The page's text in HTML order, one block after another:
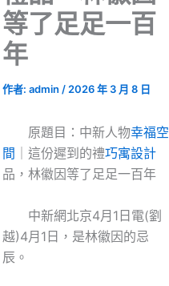
等了足足一百
年
作者: admin / 2026 年 3 月 8 日
原題目：中新人物幸福空
間 ｜這份遲到的禮巧寓設計
品，林徽因等了足足一百年
中新網北京4月1日電(劉
越)4月1日，是林徽因的忌
辰。